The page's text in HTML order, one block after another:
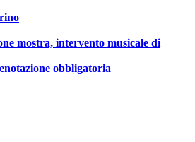
mostra, intervento musicale di
obbligatoria